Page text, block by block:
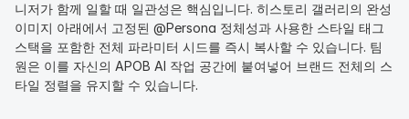
니저가 함께 일할 때 일관성은 핵심입니다. 히스토리 갤러리의 완성
이미지 아래에서 고정된 @Persona 정체성과 사용한 스타일 태그
스택을 포함한 전체 파라미터 시드를 즉시 복사할 수 있습니다. 팀
원은 이를 자신의 APOB AI 작업 공간에 붙여넣어 브랜드 전체의 스
타일 정렬을 유지할 수 있습니다.